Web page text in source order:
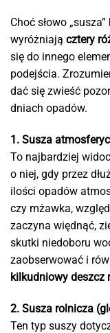
Choć słowo
wyróżniają cztery
się do innego
podejścia.
dać się zwieść
dniach opadów.
1. Susza
To najbardziej
o niej, gdy przez
ilości opadów
czy mżawka,
zaczyna więdnąć,
skutki niedoboru
zaobserwować i
kilkudniowy deszcz
2. Susza rolnicza
Ten typ suszy